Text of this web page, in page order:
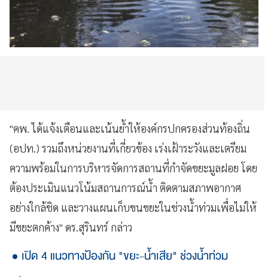
"คพ. ได้แจ้งเตือนและเน้นย้ำให้องค์กรปกครองส่วนท้องถิ่น
(อปท.) รวมถึงหน่วยงานที่เกี่ยวข้อง เร่งเฝ้าระวังและเตรียม
ความพร้อมในการบริหารจัดการสถานที่กำจัดขยะมูลฝอย โดย
ต้องประเมินแนวโน้มสถานการณ์น้ำ ติดตามสภาพอากาศ
อย่างใกล้ชิด และวางแผนเก็บขนขยะในช่วงน้ำท่วมเพื่อไม่ให้
มีขยะตกค้าง" ดร.สุรินทร์ กล่าว
เปิด 4 แนวทางป้องกัน "ขยะ-น้ำเสีย" ช่วงน้ำท่วม